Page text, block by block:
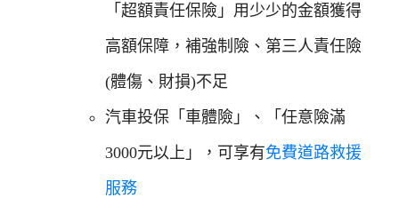
「超額責任保險」用少少的金額獲得
高額保障，補強制險、第三人責任險
(體傷、財損)不足
汽車投保「車體險」、「任意險滿
3000元以上」，可享有免費道路救援
服務